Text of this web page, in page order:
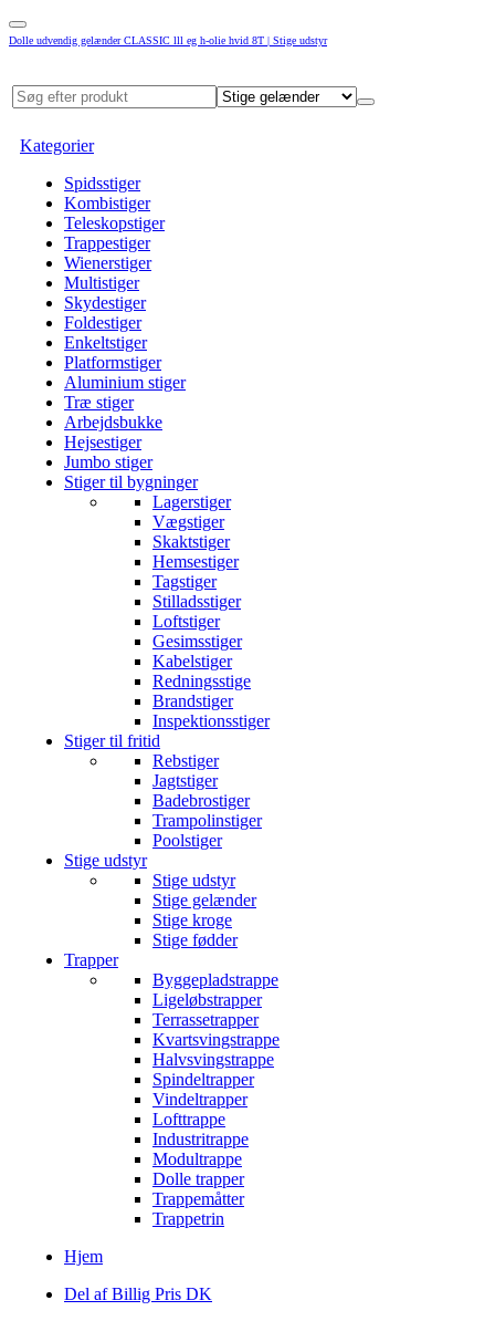
Dolle udvendig gelænder CLASSIC lll eg h-olie hvid 8T | Stige udstyr
Kategorier
Spidsstiger
Kombistiger
Teleskopstiger
Trappestiger
Wienerstiger
Multistiger
Skydestiger
Foldestiger
Enkeltstiger
Platformstiger
Aluminium stiger
Træ stiger
Arbejdsbukke
Hejsestiger
Jumbo stiger
Stiger til bygninger
Lagerstiger
Vægstiger
Skaktstiger
Hemsestiger
Tagstiger
Stilladsstiger
Loftstiger
Gesimsstiger
Kabelstiger
Redningsstige
Brandstiger
Inspektionsstiger
Stiger til fritid
Rebstiger
Jagtstiger
Badebrostiger
Trampolinstiger
Poolstiger
Stige udstyr
Stige udstyr
Stige gelænder
Stige kroge
Stige fødder
Trapper
Byggepladstrappe
Ligeløbstrapper
Terrassetrapper
Kvartsvingstrappe
Halvsvingstrappe
Spindeltrapper
Vindeltrapper
Lofttrappe
Industritrappe
Modultrappe
Dolle trapper
Trappemåtter
Trappetrin
Hjem
Del af Billig Pris DK